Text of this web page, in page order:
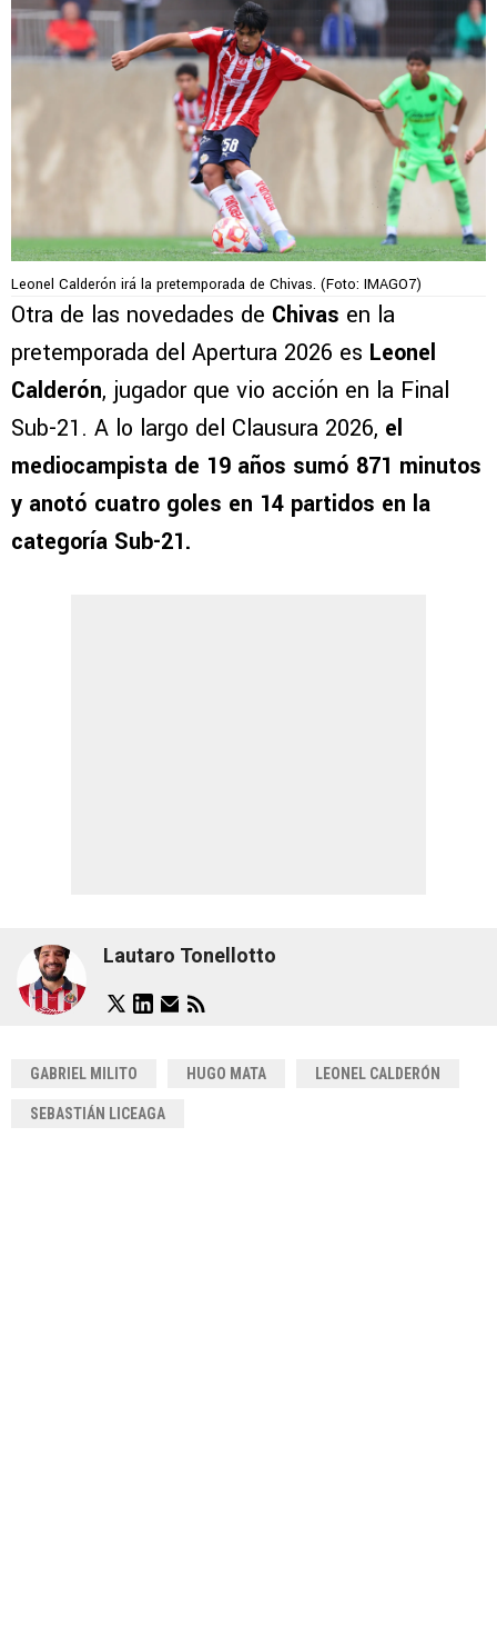
Leonel Calderón irá la pretemporada de Chivas. (Foto: IMAGO7)
Otra de las novedades de Chivas en la
pretemporada del Apertura 2026 es Leonel
Calderón, jugador que vio acción en la Final
Sub-21. A lo largo del Clausura 2026, el
mediocampista de 19 años sumó 871 minutos
y anotó cuatro goles en 14 partidos en la
categoría Sub-21.
Lautaro Tonellotto
GABRIEL MILITO HUGO MATA LEONEL CALDERÓN
SEBASTIÁN LICEAGA